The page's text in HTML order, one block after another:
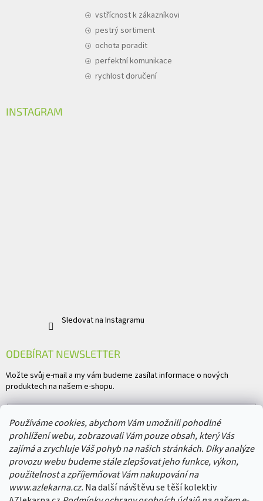
Používáme cookies, abychom Vám umožnili pohodlné
prohlížení webu, zobrazovali Vám pouze obsah, který Vás
zajímá a zrychluje Váš pohyb na našich stránkách. Díky analýze
provozu webu budeme stále zlepšovat jeho funkce, výkon,
použitelnost a zpříjemňovat Vám nakupování na
www.azlekarna.cz. Na další návštěvu se těší kolektiv
vstřícnost k zákazníkovi
pestrý sortiment
ochota poradit
perfektní komunikace
rychlost doručení
INSTAGRAM
Sledovat na Instagramu
ODEBÍRAT NEWSLETTER
Vložte svůj e-mail a my vám budeme zasílat informace o nových
produktech na našem e-shopu.
Vložením e-mailu souhlasíte spodmínkami ochrany osobních údajů
PŘIHLÁSIT SE